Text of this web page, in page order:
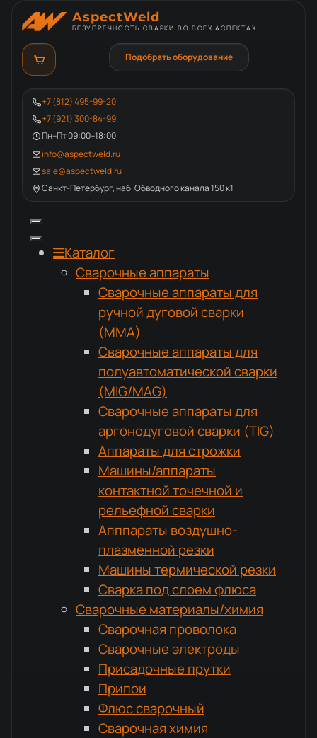
AspectWeld
БЕЗУПРЕЧНОСТЬ СВАРКИ ВО ВСЕХ АСПЕКТАХ
+7 (812) 495-99-20
+7 (921) 300-84-99
Пн–Пт 09:00–18:00
info@aspectweld.ru
sale@aspectweld.ru
Санкт-Петербург, наб. Обводного канала 150 к1
Подобрать оборудование
Каталог
Сварочные аппараты
Сварочные аппараты для
ручной дуговой сварки
(MMA)
Сварочные аппараты для
полуавтоматической сварки
(MIG/MAG)
Сварочные аппараты для
аргонодуговой сварки (TIG)
Аппараты для строжки
Машины/аппараты
контактной точечной и
рельефной сварки
Апппараты воздушно-
плазменной резки
Машины термической резки
Сварка под слоем флюса
Сварочные материалы/химия
Сварочная проволока
Сварочные электроды
Присадочные прутки
Припои
Флюс сварочный
Сварочная химия